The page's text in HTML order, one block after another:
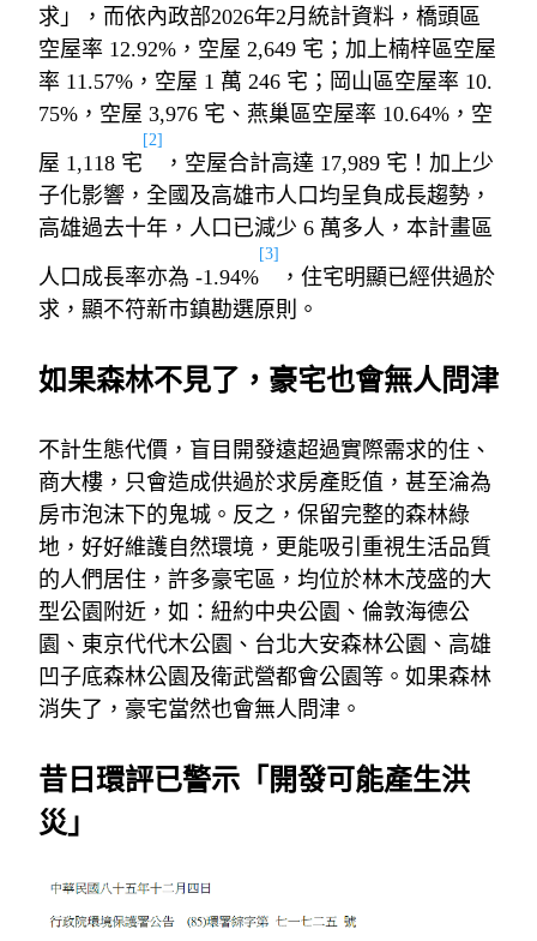
求」，而依內政部2026年2月統計資料，橋頭區
空屋率 12.92% ，空屋 2,649 宅；加上楠梓區空屋
率 11.57% ，空屋 1 萬 246 宅；岡山區空屋率 10.
75% ，空屋 3,976 宅、燕巢區空屋率 10.64% ，空
屋 1,118 宅
[2]
，空屋合計高達 17,989 宅！加上少
子化影響，全國及高雄市人口均呈負成長趨勢，
高雄過去十年，人口已減少 6 萬多人，本計畫區
人口成長率亦為 -1.94%
[3]
，住宅明顯已經供過於
求，顯不符新市鎮勘選原則。
如果森林不見了，豪宅也會無人問津
不計生態代價，盲目開發遠超過實際需求的住、
商大樓，只會造成供過於求房產貶值，甚至淪為
房市泡沫下的鬼城。反之，保留完整的森林綠
地，好好維護自然環境，更能吸引重視生活品質
的人們居住，許多豪宅區，均位於林木茂盛的大
型公園附近，如：紐約中央公園、倫敦海德公
園、東京代代木公園、台北大安森林公園、高雄
凹子底森林公園及衛武營都會公園等。如果森林
消失了，豪宅當然也會無人問津。
昔日環評已警示「開發可能產生洪
災」